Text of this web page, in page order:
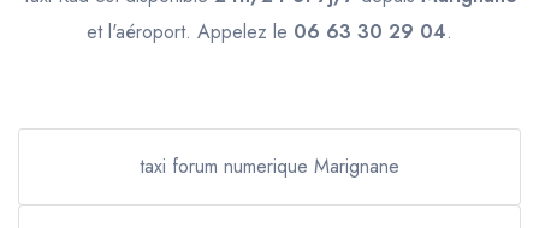
et l'aéroport. Appelez le 06 63 30 29 04.
taxi forum numerique Marignane